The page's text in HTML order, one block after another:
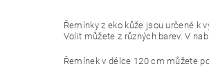
Řemínky z eko kůže jsou určené k
Volit můžete z různých barev. V
Řemínek v délce 120 cm můžete